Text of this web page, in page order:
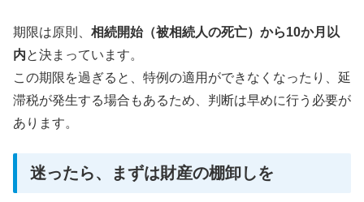
期限は原則、 相続開始（被相続人の死亡）から10か月以
内と決まっています。
この期限を過ぎると、特例の適用ができなくなったり、延
滞税が発生する場合もあるため、判断は早めに行う必要が
あります。
迷ったら、まずは財産の棚卸しを